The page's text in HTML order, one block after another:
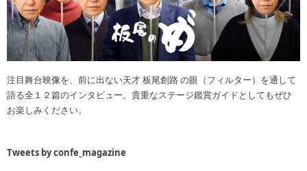
注目舞台映像を、前に出ない天才 板尾創路 の眼（フィルター）を通して
語る全１２篇のインタビュー。貴重なステージ鑑賞ガイドとしてもぜひ
お楽しみください。
Tweets by confe_magazine